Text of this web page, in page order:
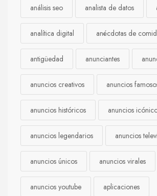
análisis seo analista de datos
analítica digital anécdotas de
antigüedad anunciantes
anuncios creativos anuncios
anuncios históricos anuncios
anuncios legendarios anuncios
anuncios únicos anuncios virales
anuncios youtube aplicaciones